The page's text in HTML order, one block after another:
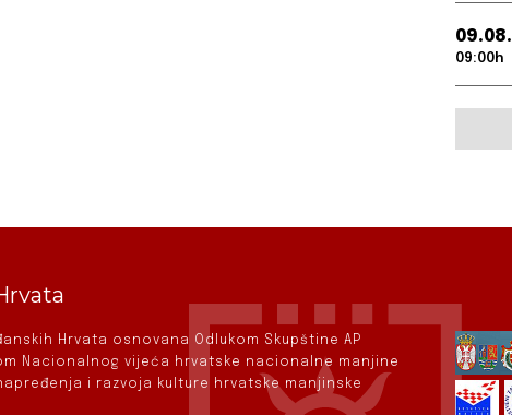
09.08.
09:00h
Hrvata osnovana Odlukom Skupštine AP
Nacionalnog vijeća hrvatske nacionalne manjine
i razvoja kulture hrvatske manjinske